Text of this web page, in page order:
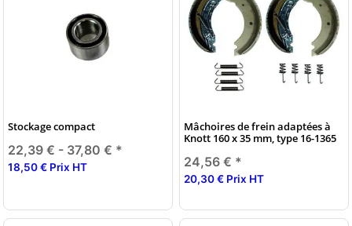
Stockage compact
22,39 € - 37,80 € *
18,50 € Prix HT
Mâchoires de frein adaptées à
Knott 160 x 35 mm, type 16-1365
24,56 € *
20,30 € Prix HT